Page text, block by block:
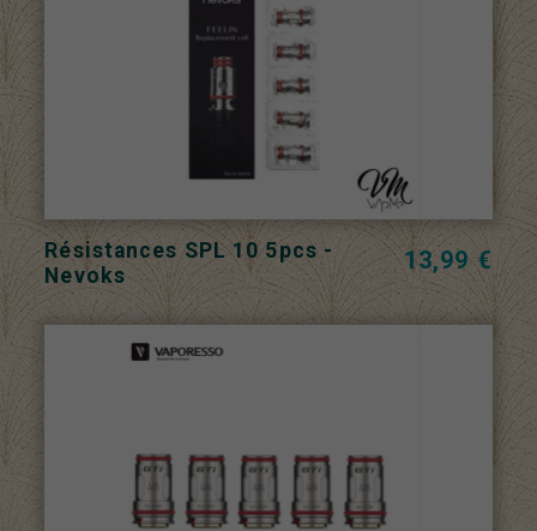
Résistances SPL 10 5pcs -
Nevoks
13,99 €